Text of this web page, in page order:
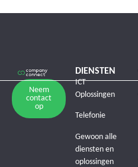
Neem
contact
op
DIENSTEN
ICT
Oplossingen
Telefonie
Gewoon alle
diensten en
oplossingen